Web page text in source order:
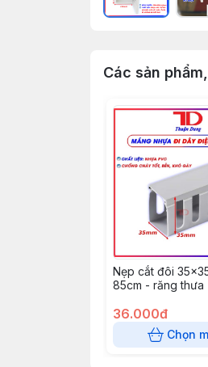
Các sản
Nẹp cắt đôi
85cm - răng thưa
36.000đ
Chọn